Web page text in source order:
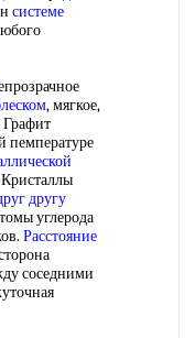
системе
, мягкое,
Графит
пемпературе
другу
углерода
Расстояние
соседними